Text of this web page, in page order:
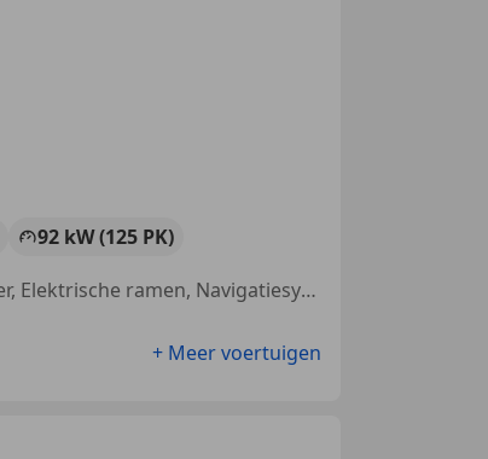
92 kW (125 PK)
Nieuwe APK, LED verlichting, Met onderhoudshistorie, Achter airbag, Spoiler, Elektrische ramen, Navigatiesysteem, Emergency Brake Assist
+ Meer voertuigen